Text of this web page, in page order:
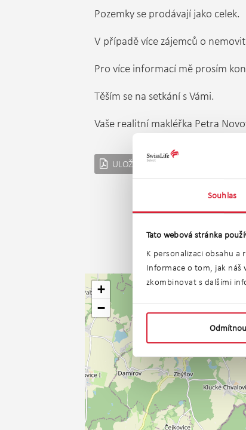
Souhlas
Tato webová stránka
K personalizaci obsahu
Informace o tom, jak náš
zkombinovat s dalšími
Pozemky se prodávají jako celek.
V případě více zájemců o
Pro více informací mě prosím
Těším se na setkání s Vámi.
Vaše realitní makléřka Petra
ULOŽIT JAKO PDF
+
−